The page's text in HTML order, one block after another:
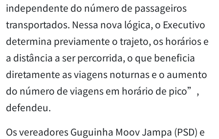
independente do número de passageiros
transportados. Nessa nova lógica, o Executivo
determina previamente o trajeto, os horários e
a distância a ser percorrida, o que beneficia
diretamente as viagens noturnas e o aumento
do número de viagens em horário de pico”,
defendeu.
Os vereadores Guguinha Moov Jampa (PSD) e